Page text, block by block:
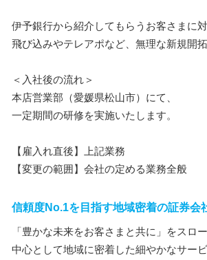
伊予銀行から紹介してもらうお客さまに対
飛び込みやテレアポなど、無理な新規開
＜入社後の流れ＞
本店営業部（愛媛県松山市）にて、
一定期間の研修を実施いたします。
【雇入れ直後】上記業務
【変更の範囲】会社の定める業務全般
信頼度No.1を目指す地域密着の証券会
「豊かな未来をお客さまと共に」をスロ
中心として地域に密着した細やかなサー